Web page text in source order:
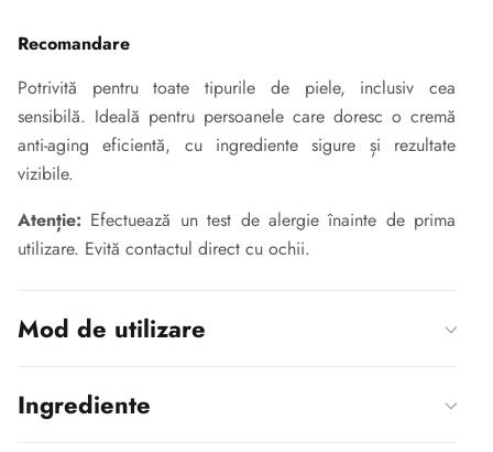
Recomandare
Potrivită pentru toate tipurile de piele, inclusiv cea
sensibilă. Ideală pentru persoanele care doresc o cremă
anti-aging eficientă, cu ingrediente sigure și rezultate
vizibile.
Atenție: Efectuează un test de alergie înainte de prima
utilizare. Evită contactul direct cu ochii.
Mod de utilizare
Ingrediente